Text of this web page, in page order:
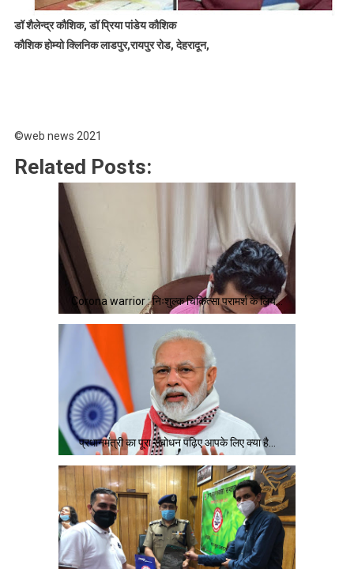
डॉ शैलेन्द्र कौशिक, डॉ प्रिया पांडेय कौशिक
कौशिक होम्यो क्लिनिक लाडपुर,रायपुर रोड, देहरादून,
©web news 2021
Related Posts:
Corona warrior : निःशुल्क चिकित्सा परामर्श के लिये…
प्रधानमंत्री का पूरा संबोधन पढ़िए आपके लिए क्या है…